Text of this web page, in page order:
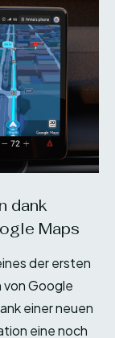
dank
Maps
der ersten
von Google
einer neuen
eine noch